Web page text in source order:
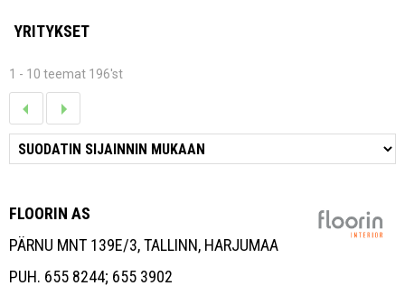
YRITYKSET
1 - 10 teemat 196'st
FLOORIN AS
PÄRNU MNT 139E/3, TALLINN, HARJUMAA
PUH. 655 8244; 655 3902